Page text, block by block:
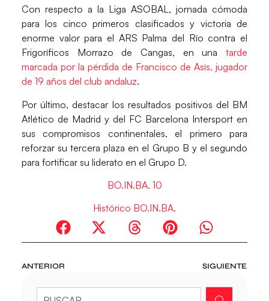
Con respecto a la Liga ASOBAL, jornada cómoda
para los cinco primeros clasificados y victoria de
enorme valor para el ARS Palma del Río contra el
Frigoríficos Morrazo de Cangas, en unatarde
marcada por la pérdida de Francisco de Asís, jugador
de 19 años del club andaluz.
Por último, destacar los resultados positivos del BM
Atlético de Madrid y del FC Barcelona Intersport en
sus compromisos continentales, el primero para
reforzar su tercera plaza en el Grupo B y el segundo
para fortificar su liderato en el Grupo D.
BO.IN.BA. 10
Histórico BO.IN.BA.
ANTERIOR SIGUIENTE